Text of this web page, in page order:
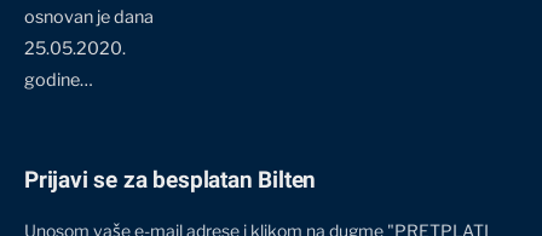
osnovan je dana
25.05.2020.
godine…
Prijavi se za besplatan Bilten
Unosom vaše e-mail adrese i klikom na dugme "PRETPLATI